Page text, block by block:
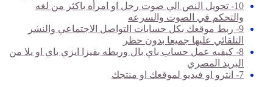
10- تحويل النص الي صوت رجل او امرأه باكثر من لغه
والتحكم في الصوت والسرعه
9- ربط موقعك بكل حسابات التواصل الاجتماعي والنشر
التلقائي عليها جميعا بدون حظر
8- كيفيه عمل حساب باي بال وربطه بفيزا ايزي باي او يلا من
البريد المصري
7- انترو او فيديو لموقعك او منتجك